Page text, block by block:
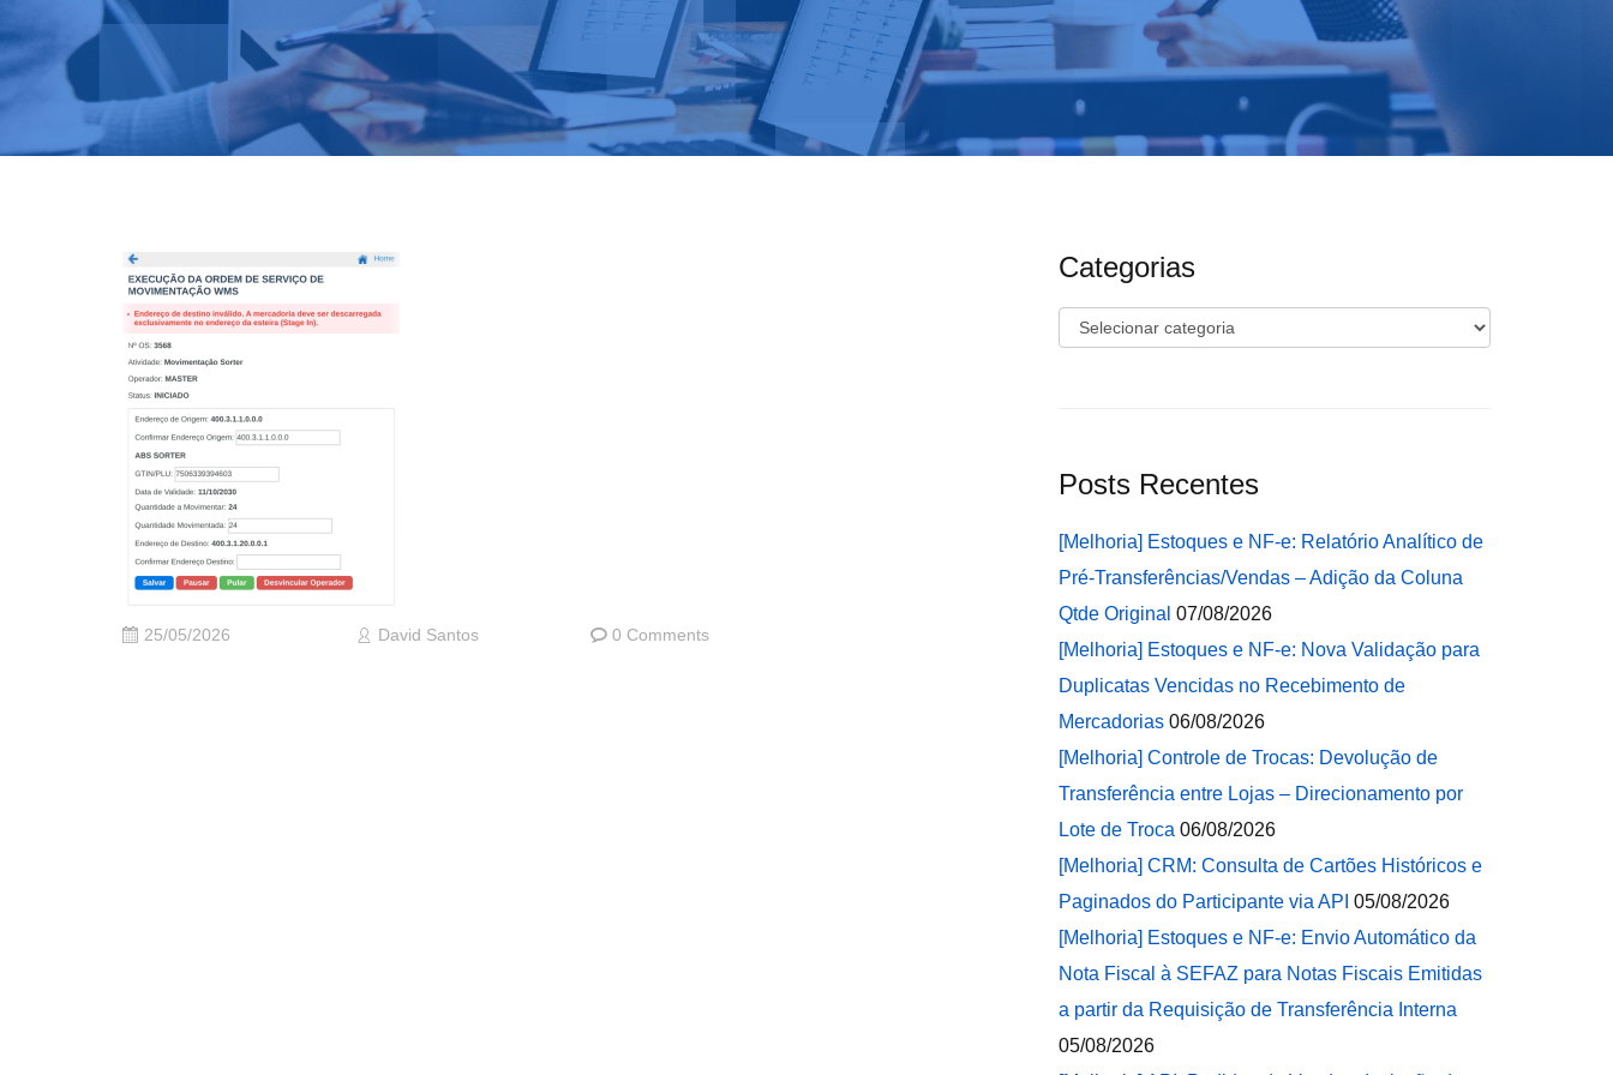
25/05/2026 David Santos 0 Comments
Categorias
Categorias
Posts Recentes
[Melhoria] Estoques e NF-e: Relatório Analítico de
Pré-Transferências/Vendas – Adição da Coluna
Qtde Original 07/08/2026
[Melhoria] Estoques e NF-e: Nova Validação para
Duplicatas Vencidas no Recebimento de
Mercadorias 06/08/2026
[Melhoria] Controle de Trocas: Devolução de
Transferência entre Lojas – Direcionamento por
Lote de Troca 06/08/2026
[Melhoria] CRM: Consulta de Cartões Históricos e
Paginados do Participante via API 05/08/2026
[Melhoria] Estoques e NF-e: Envio Automático da
Nota Fiscal à SEFAZ para Notas Fiscais Emitidas
a partir da Requisição de Transferência Interna
05/08/2026